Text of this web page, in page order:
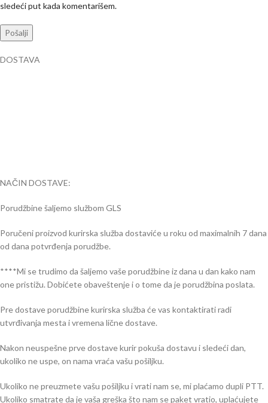
sledeći put kada komentarišem.
DOSTAVA
NAČIN DOSTAVE:
Porudžbine šaljemo službom GLS
Poručeni proizvod kurirska služba dostaviće u roku od maximalnih 7 dana
od dana potvrđenja porudžbe.
****Mi se trudimo da šaljemo vaše porudžbine iz dana u dan kako nam
one pristižu. Dobićete obaveštenje i o tome da je porudžbina poslata.
Pre dostave porudžbine kurirska služba će vas kontaktirati radi
utvrđivanja mesta i vremena lične dostave.
Nakon neuspešne prve dostave kurir pokuša dostavu i sledeći dan,
ukoliko ne uspe, on nama vraća vašu pošiljku.
Ukoliko ne preuzmete vašu pošiljku i vrati nam se, mi plaćamo dupli PTT.
Ukoliko smatrate da je vaša greška što nam se paket vratio, uplaćujete